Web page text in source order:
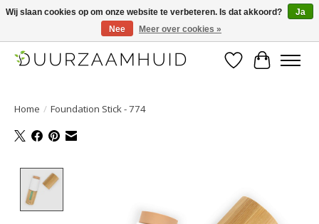
Duurzaamhuid, uw duurzame weg naar een mooie, gezonde huid.
Verlanglijst
Home / Foundation Stick - 774
Wij slaan cookies op om onze website te verbeteren. Is dat akkoord?
Ja
Nee
Meer over cookies »